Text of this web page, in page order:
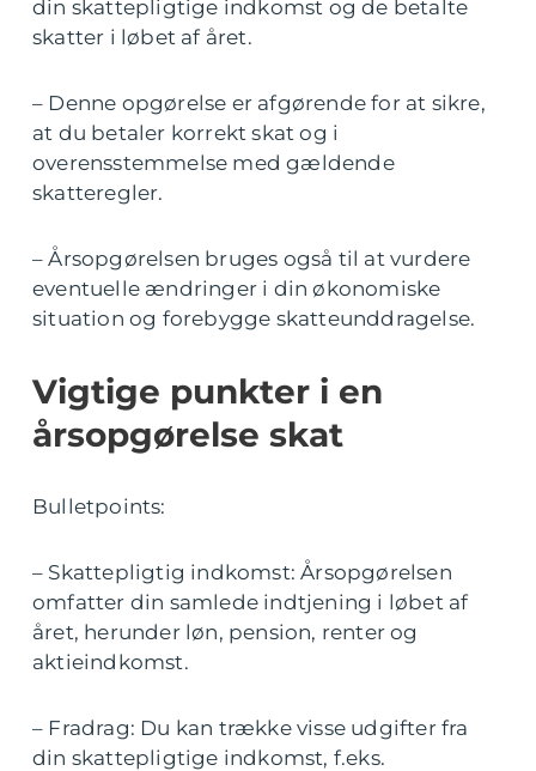
din skattepligtige indkomst og de betalte
skatter i løbet af året.
– Denne opgørelse er afgørende for at sikre,
at du betaler korrekt skat og i
overensstemmelse med gældende
skatteregler.
– Årsopgørelsen bruges også til at vurdere
eventuelle ændringer i din økonomiske
situation og forebygge skatteunddragelse.
Vigtige punkter i en
årsopgørelse skat
Bulletpoints:
– Skattepligtig indkomst: Årsopgørelsen
omfatter din samlede indtjening i løbet af
året, herunder løn, pension, renter og
aktieindkomst.
– Fradrag: Du kan trække visse udgifter fra
din skattepligtige indkomst, f.eks.